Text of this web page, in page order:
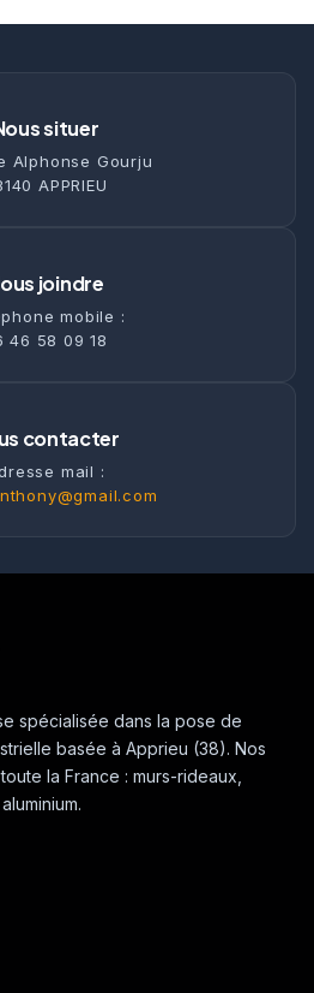
situer
Alphonse Gourju
APPRIEU
joindre
mobile :
46 58 09 18
contacter
mail :
spécialisée dans la pose de
basée à Apprieu (38). Nos
la France : murs-rideaux,